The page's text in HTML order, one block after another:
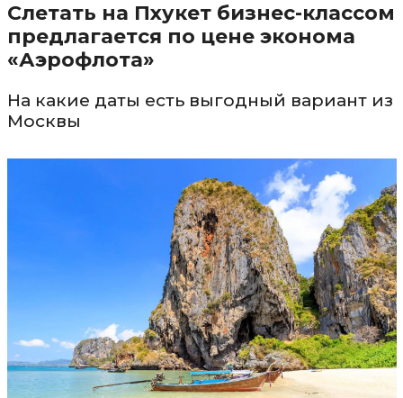
Слетать на Пхукет бизнес-классом
предлагается по цене эконома
«Аэрофлота»
На какие даты есть выгодный вариант из
Москвы